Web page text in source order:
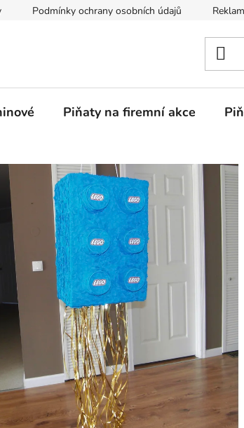
Podmínky ochrany osobních údajů
Piňaty na firemní akce